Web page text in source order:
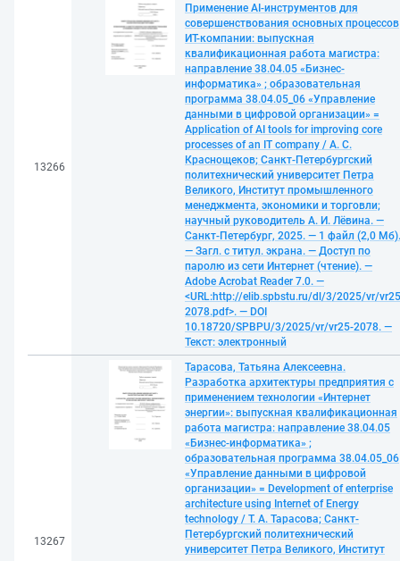
13266
Применение AI-инструментов для
совершенствования основных процессов
ИТ-компании: выпускная
квалификационная работа магистра:
направление 38.04.05 «Бизнес-
информатика» ; образовательная
программа 38.04.05_06 «Управление
данными в цифровой организации» =
Application of AI tools for improving core
processes of an IT company / А. С.
Краснощеков; Санкт-Петербургский
политехнический университет Петра
Великого, Институт промышленного
менеджмента, экономики и торговли;
научный руководитель А. И. Лёвина. —
Санкт-Петербург, 2025. — 1 файл (2,0 Мб).
— Загл. с титул. экрана. — Доступ по
паролю из сети Интернет (чтение). —
Adobe Acrobat Reader 7.0. —
<URL:http://elib.spbstu.ru/dl/3/2025/vr/
2078.pdf>. — DOI
10.18720/SPBPU/3/2025/vr/vr25-2078. —
Текст: электронный
13267
Тарасова, Татьяна Алексеевна.
Разработка архитектуры предприятия с
применением технологии «Интернет
энергии»: выпускная квалификационная
работа магистра: направление 38.04.05
«Бизнес-информатика» ;
образовательная программа 38.04.05_06
«Управление данными в цифровой
организации» = Development of enterprise
architecture using Internet of Energy
technology / Т. А. Тарасова; Санкт-
Петербургский политехнический
университет Петра Великого, Институт